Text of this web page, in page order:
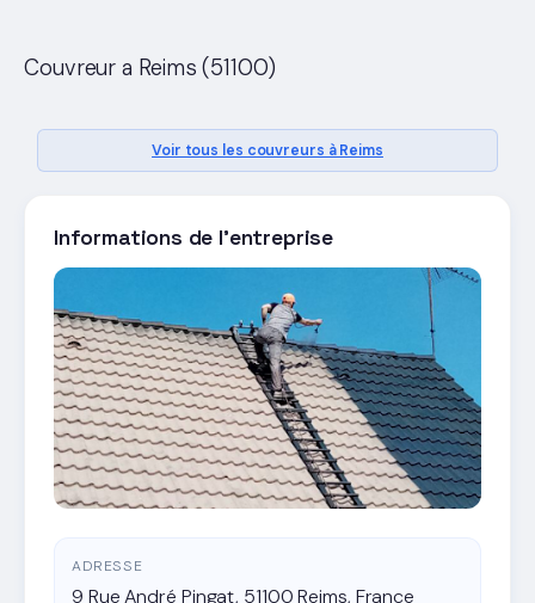
Couvreur a Reims (51100)
Voir tous les couvreurs à Reims
Informations de l'entreprise
ADRESSE
9 Rue André Pingat, 51100 Reims, France